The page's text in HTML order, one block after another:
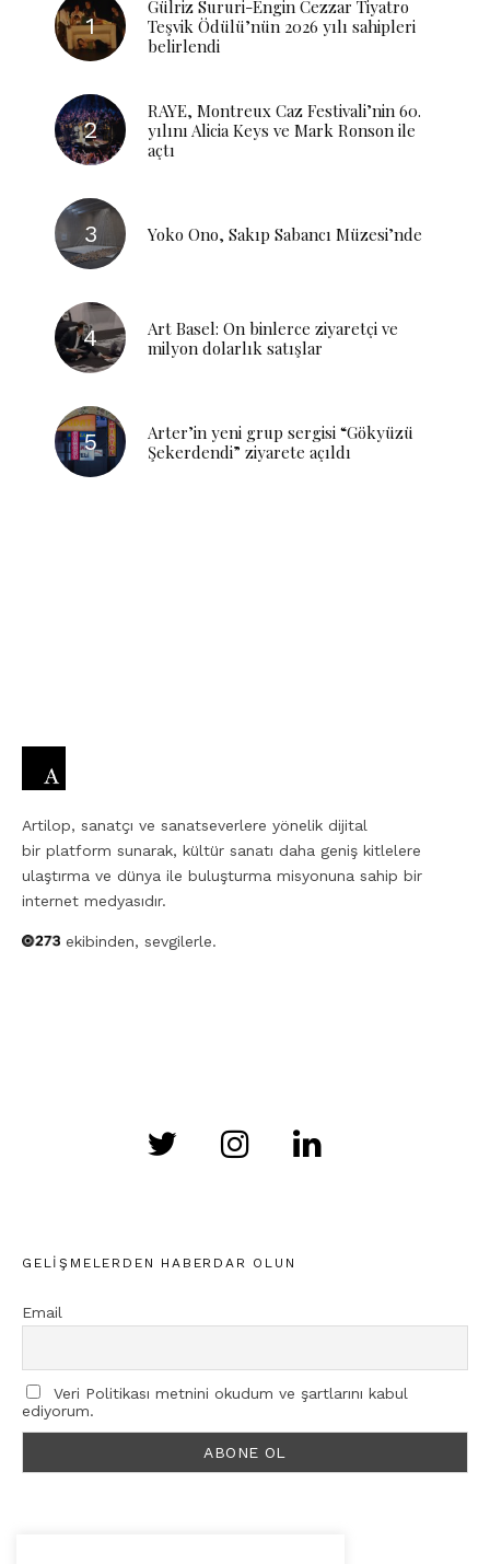
Gülriz Sururi-Engin Cezzar Tiyatro
Teşvik Ödülü’nün 2026 yılı sahipleri
belirlendi
RAYE, Montreux Caz Festivali’nin 60.
yılını Alicia Keys ve Mark Ronson ile
açtı
Yoko Ono, Sakıp Sabancı Müzesi’nde
Art Basel: On binlerce ziyaretçi ve
milyon dolarlık satışlar
Arter’in yeni grup sergisi “Gökyüzü
Şekerdendi” ziyarete açıldı
Artilop, sanatçı ve sanatseverlere yönelik dijital
bir platform sunarak, kültür sanatı daha geniş kitlelere
ulaştırma ve dünya ile buluşturma misyonuna sahip bir
internet medyasıdır.
ekibinden, sevgilerle.
GELIŞMELERDEN HABERDAR OLUN
Email
Veri Politikası metnini okudum ve şartlarını kabul
ediyorum.